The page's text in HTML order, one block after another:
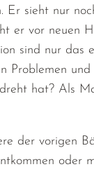
sieht nur
er vor neuen
sind nur das
hat? Als
der vorigen
oder